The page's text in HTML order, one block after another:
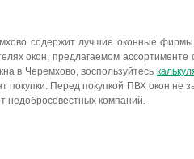
содержит лучшие оконные
окон, предлагаемом
в Черемхово, воспользуйтесь
Перед покупкой ПВХ окон не
недобросовестных компаний.